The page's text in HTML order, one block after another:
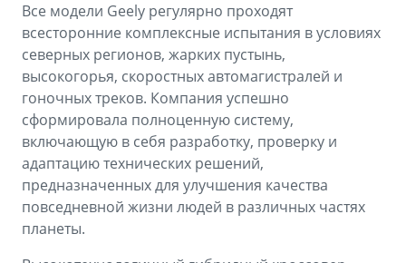
Все модели Geely регулярно проходят
всесторонние комплексные испытания в условиях
северных регионов, жарких пустынь,
высокогорья, скоростных автомагистралей и
гоночных треков. Компания успешно
сформировала полноценную систему,
включающую в себя разработку, проверку и
адаптацию технических решений,
предназначенных для улучшения качества
повседневной жизни людей в различных частях
планеты.